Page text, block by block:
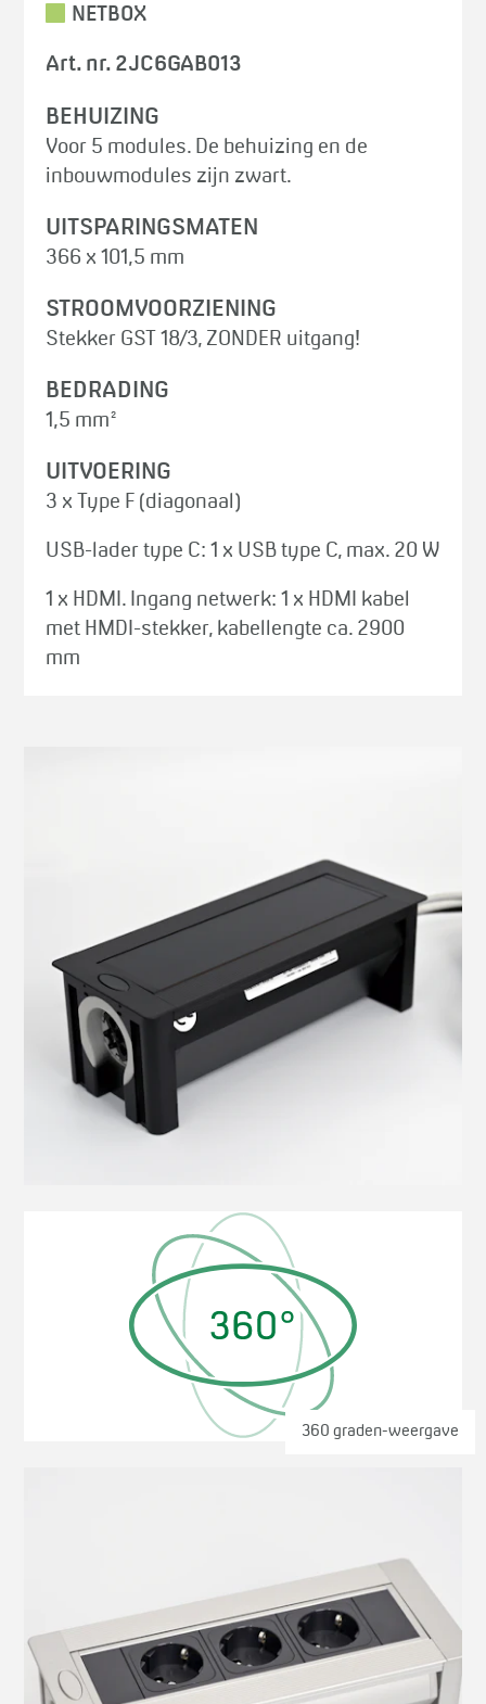
NETBOX
Art. nr. 2JC6GAB013
BEHUIZING
Voor 5 modules. De behuizing en de
inbouwmodules zijn zwart.
UITSPARINGSMATEN
366 x 101,5 mm
STROOMVOORZIENING
Stekker GST 18/3, ZONDER uitgang!
BEDRADING
1,5 mm²
UITVOERING
3 x Type F (diagonaal)
USB-lader type C: 1 x USB type C, max. 20 W
1 x HDMI. Ingang netwerk: 1 x HDMI kabel
met HMDI-stekker, kabellengte ca. 2900
mm
360 graden-weergave